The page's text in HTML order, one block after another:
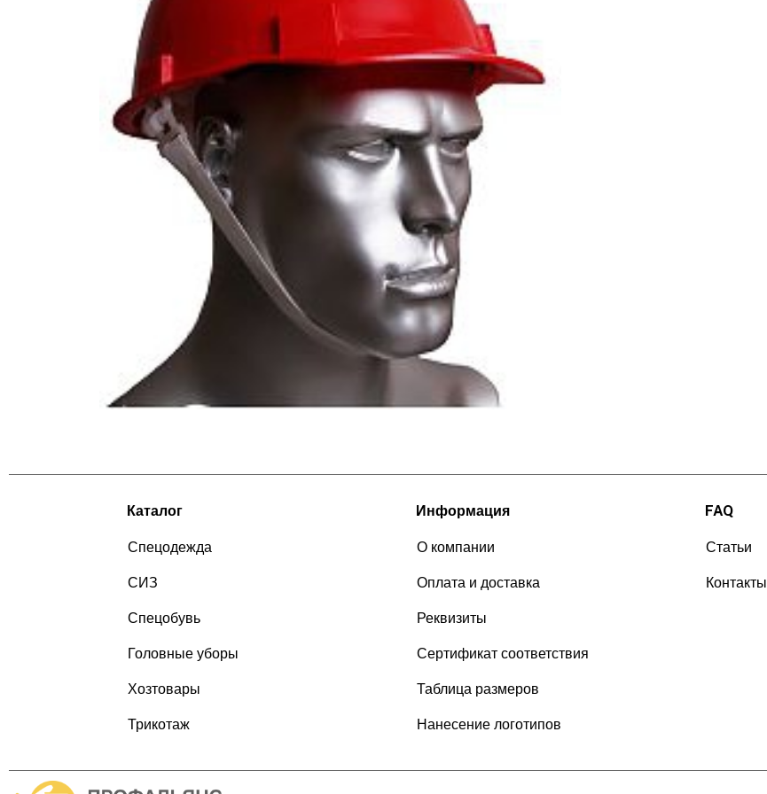
Каталог
Спецодежда
СИЗ
Спецобувь
Головные уборы
Хозтовары
Трикотаж
Информация
О компании
Оплата и доставка
Реквизиты
Сертификат соответствия
Таблица размеров
Нанесение логотипов
FAQ
Статьи
Контакты